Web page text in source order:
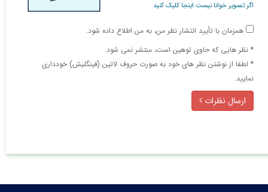
اگر تصویر خوانا نیست اینجا کلیک کنید
همزمان با تأیید انتشار نظر من، به من اطلاع داده شود.
* نظر هایی كه حاوی توهین است، منتشر نمی شود.
* لطفا از نوشتن نظر های خود به صورت حروف لاتین (فینگلیش) خودداری
نمایید.
ارسال نظرات